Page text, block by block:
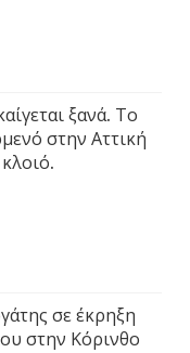
ξανά. Το
στην Αττική
σε έκρηξη
στην Κόρινθο